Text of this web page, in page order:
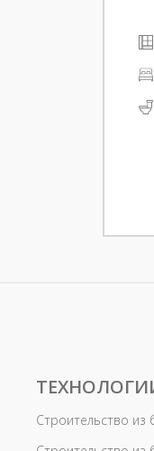
Строительство из